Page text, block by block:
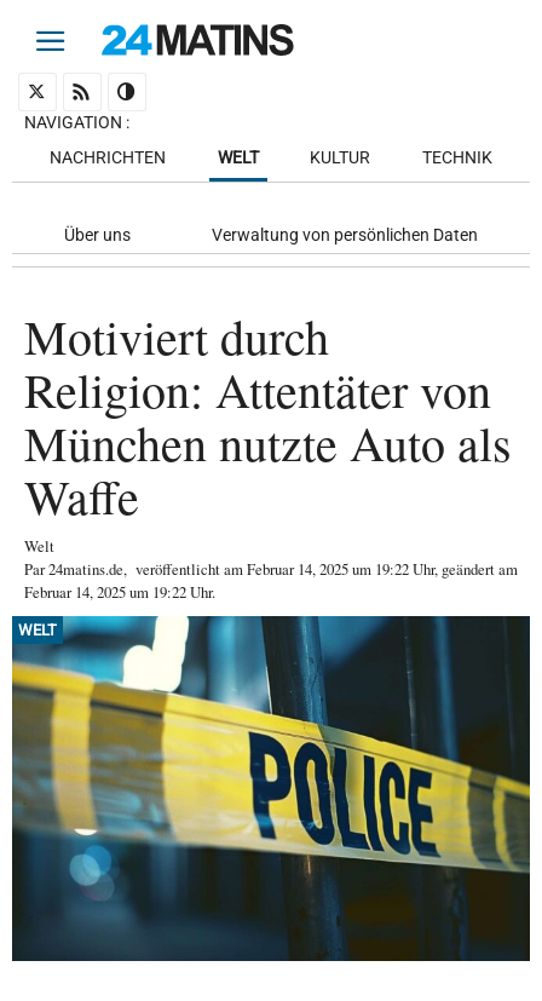
NAVIGATION :
NACHRICHTEN
WELT KULTUR TECHNIK
Über uns Verwaltung von persönlichen Daten
Motiviert durch
Religion: Attentäter von
München nutzte Auto als
Waffe
Welt
Par24matins.de, veröffentlicht amFebruar 14, 2025um 19:22 Uhr, geändert am
Februar 14, 2025 um 19:22 Uhr.
WELT